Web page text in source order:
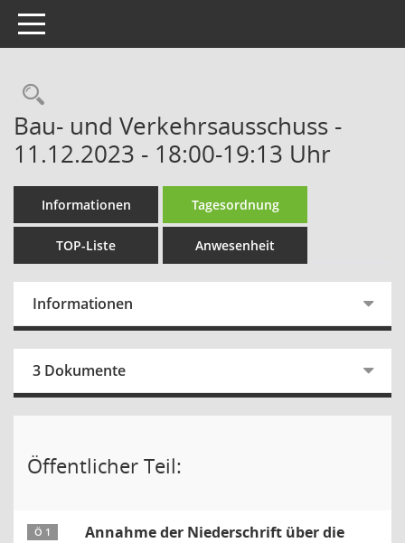
Toggle navigation
Rechercheauswahl
Bau- und Verkehrsausschuss -
11.12.2023 - 18:00-19:13 Uhr
Informationen Tagesordnung
TOP-Liste Anwesenheit
Informationen
3 Dokumente
Öffentlicher Teil:
Ö 1
Annahme der Niederschrift über die